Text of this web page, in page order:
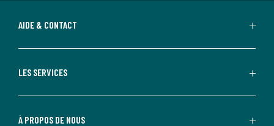
AIDE & CONTACT
LES SERVICES
À PROPOS DE NOUS